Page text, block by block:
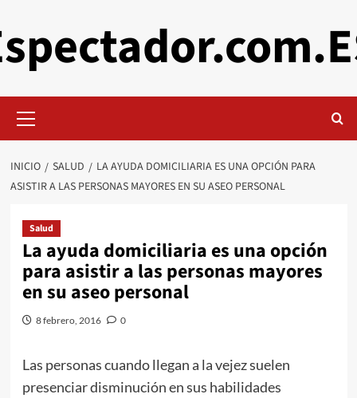
al
contenido
primario
INICIO SALUD
LA AYUDA DOMICILIARIA ES UNA OPCIÓN PARA
ASISTIR A LAS PERSONAS MAYORES EN SU ASEO PERSONAL
Salud
La ayuda domiciliaria es una opción
para asistir a las personas mayores
en su aseo personal
8 febrero, 2016 0
Las personas cuando llegan a la vejez suelen
presenciar disminución en sus habilidades